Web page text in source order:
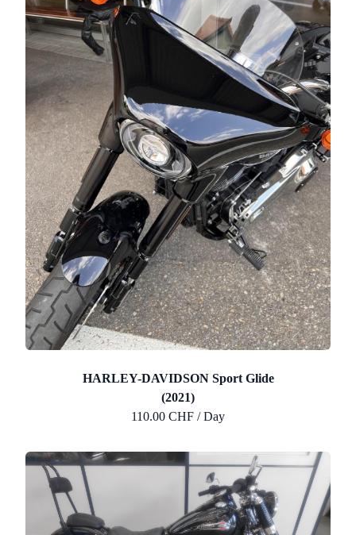
HARLEY-DAVIDSON Sport Glide
(2021)
110.00 CHF / Day